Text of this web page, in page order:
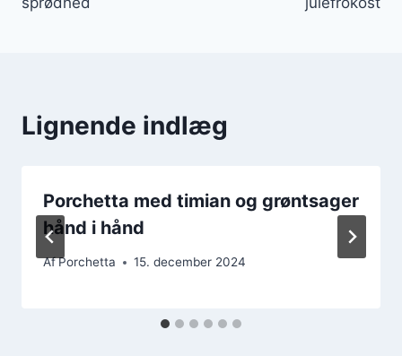
Lignende indlæg
Porchetta med timian og grøntsager
hånd i hånd
AfPorchetta 15. december 2024